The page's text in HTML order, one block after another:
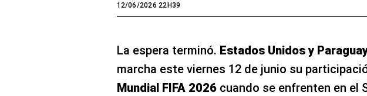
12/06/2026 22H39
La espera terminó. Estados Unidos y
marcha este viernes 12 de junio su
Mundial FIFA 2026cuando se enfrenten en el